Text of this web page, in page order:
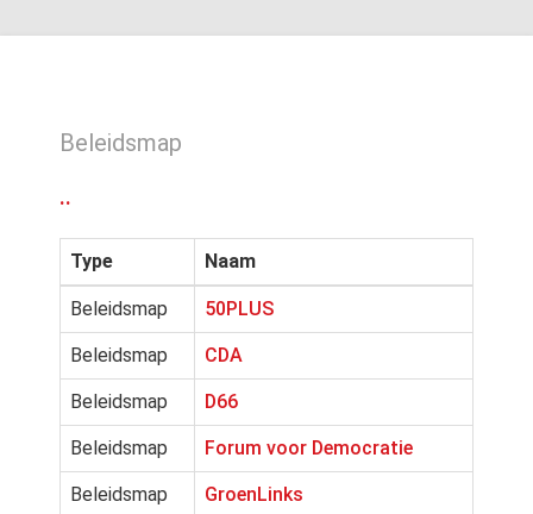
Beleidsmap
..
Type Naam
Beleidsmap 50PLUS
Beleidsmap CDA
Beleidsmap D66
Beleidsmap Forum voor Democratie
Beleidsmap GroenLinks